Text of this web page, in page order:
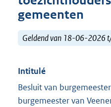
gemeenten
Geldend van 18-06-2026
Intitulé
Besluit van
burgemeester van